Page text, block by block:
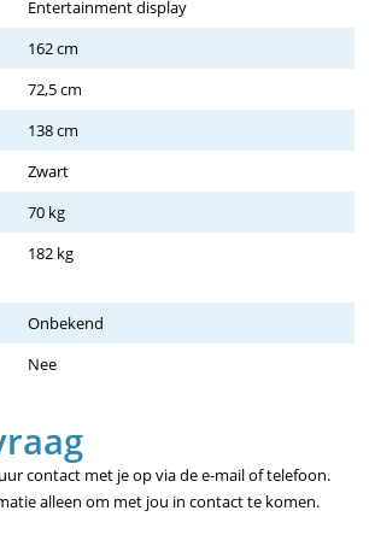
Entertainment display
162 cm
72,5 cm
138 cm
Zwart
70 kg
182 kg
Onbekend
Nee
contact met je op via de e-mail of telefoon.
alleen om met jou in contact te komen.